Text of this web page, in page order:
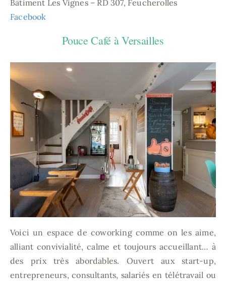
Bâtiment Les Vignes – RD 307, Feucherolles
Facebook
Pouce Café à Versailles
Voici un espace de coworking comme on les aime,
alliant convivialité, calme et toujours accueillant… à
des prix très abordables. Ouvert aux start-up,
entrepreneurs, consultants, salariés en télétravail ou